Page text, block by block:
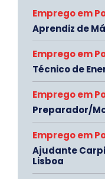
Emprego em
Aprendiz de
Emprego em
Técnico de
Emprego em
Preparador/
Emprego em
Ajudante
Lisboa